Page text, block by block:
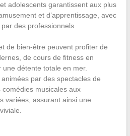
adolescents garantissent aux plus
et d’apprentissage, avec
des professionnels
de bien-être peuvent profiter de
de cours de fitness en
détente totale en mer.
par des spectacles de
musicales aux
variées, assurant ainsi une